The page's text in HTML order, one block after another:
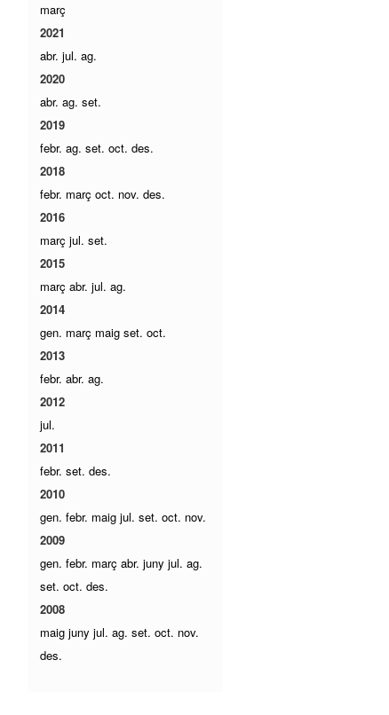
març
2021
abr. jul. ag.
2020
abr. ag. set.
2019
febr. ag. set. oct. des.
2018
febr. març oct. nov. des.
2016
març jul. set.
2015
març abr. jul. ag.
2014
gen. març maig set. oct.
2013
febr. abr. ag.
2012
jul.
2011
febr. set. des.
2010
gen. febr. maig jul. set. oct. nov.
2009
gen. febr. març abr. juny jul. ag.
set. oct. des.
2008
maig juny jul. ag. set. oct. nov.
des.